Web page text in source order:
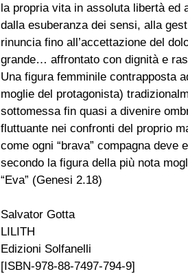
la propria vita in assoluta libertà ed
dalla esuberanza dei sensi, alla
rinuncia fino all’accettazione del
grande… affrontato con dignità e
Una figura femminile contrapposta
moglie del protagonista)
sottomessa fin quasi a divenire
fluttuante nei confronti del proprio
come ogni “brava” compagna deve
secondo la figura della più nota
“Eva” (Genesi 2.18)
Salvator Gotta
LILITH
Edizioni Solfanelli
[ISBN-978-88-7497-794-9]